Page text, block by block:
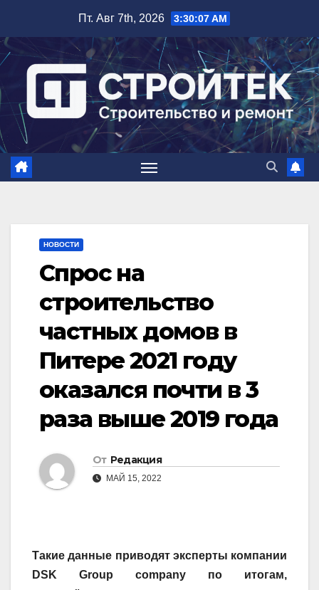
содержимому
Пт. Авг 7th, 2026 3:30:08 AM
НОВОСТИ
Спрос на
строительство
частных домов в
Питере 2021 году
оказался почти в 3
раза выше 2019 года
От Редакция
МАЙ 15, 2022
Такие данные приводят эксперты компании
DSK Group company по итогам,